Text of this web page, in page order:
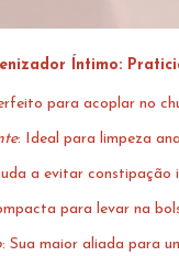
Íntimo:
para acoplar no
: Ideal para limpeza
a evitar constipação
para levar na
: Sua maior aliada para